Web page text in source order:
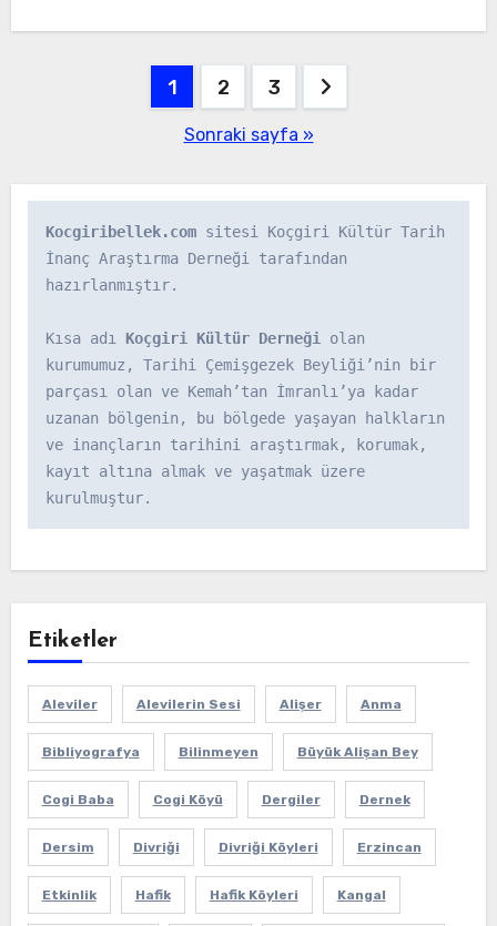
1 2 3
Sonraki sayfa »
Kocgiribellek.com sitesi Koçgiri Kültür Tarih
İnanç Araştırma Derneği tarafından
hazırlanmıştır.
Kısa adı Koçgiri Kültür Derneği olan
kurumumuz, Tarihi Çemişgezek Beyliği’nin bir
parçası olan ve Kemah’tan İmranlı’ya kadar
uzanan bölgenin, bu bölgede yaşayan halkların
ve inançların tarihini araştırmak, korumak,
kayıt altına almak ve yaşatmak üzere
kurulmuştur.
Etiketler
Aleviler Alevilerin Sesi Alişer Anma
Bibliyografya Bilinmeyen Büyük Alişan Bey
Cogi Baba Cogi Köyü Dergiler Dernek
Dersim Divriği Divriği Köyleri Erzincan
Etkinlik Hafik Hafik Köyleri Kangal